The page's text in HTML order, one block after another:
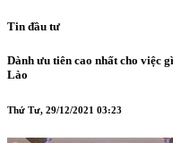
Tin đầu tư
Dành ưu tiên cao nhất cho việc
Lào
Thứ Tư, 29/12/2021 03:23